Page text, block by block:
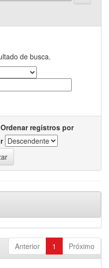
de busca.
Ordenar registros por
Anterior 1 Próximo